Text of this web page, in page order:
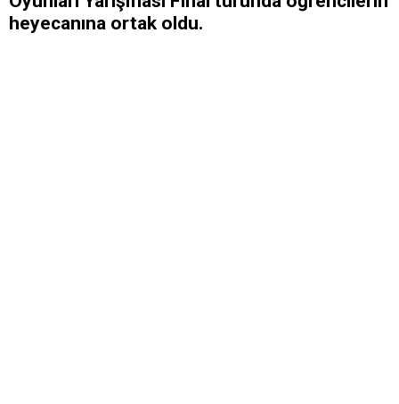
heyecanına ortak oldu.